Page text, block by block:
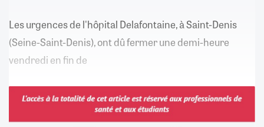
Les urgences de l'hôpital Delafontaine, à Saint-Denis
(Seine-Saint-Denis), ont dû fermer une demi-heure
vendredi en fin de